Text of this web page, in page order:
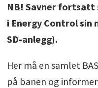
NB! Savner
i Energy Control
SD-anlegg).
Her må en samlet
på banen og